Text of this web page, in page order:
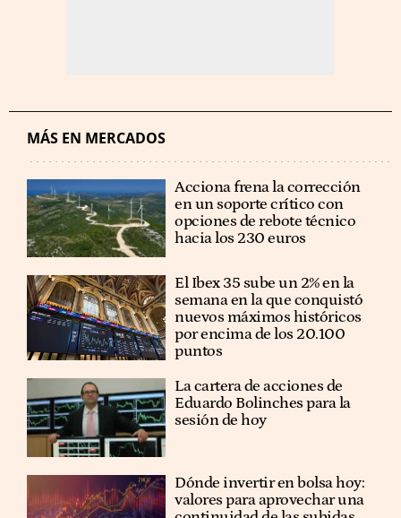
MÁS EN MERCADOS
Acciona frena la corrección
en un soporte crítico con
opciones de rebote técnico
hacia los 230 euros
El Ibex 35 sube un 2% en la
semana en la que conquistó
nuevos máximos históricos
por encima de los 20.100
puntos
La cartera de acciones de
Eduardo Bolinches para la
sesión de hoy
Dónde invertir en bolsa hoy:
valores para aprovechar una